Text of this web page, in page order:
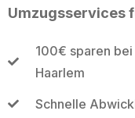
Umzugsservices
100€ sparen
Haarlem
Schnelle